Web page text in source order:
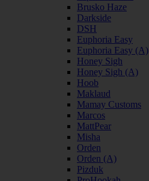
Brusko Haze
Darkside
DSH
Euphoria Easy
Euphoria Easy (А)
Honey Sigh
Honey Sigh (А)
Hoob
Maklaud
Mamay Customs
Marcos
MattPear
Misha
Orden
Orden (А)
Pizduk